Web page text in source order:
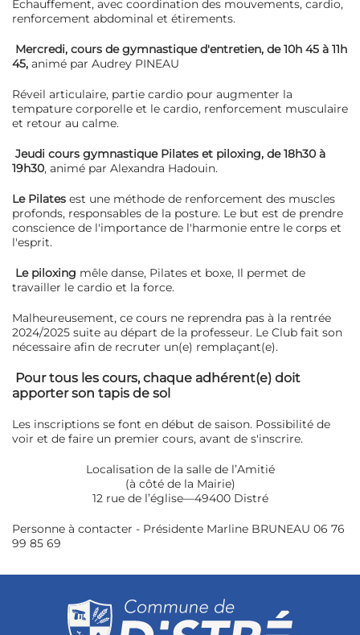
Echauffement, avec coordination des mouvements, cardio,
renforcement abdominal et étirements.
Mercredi, cours de gymnastique d'entretien, de 10h 45 à 11h
45, animé par Audrey PINEAU
Réveil articulaire, partie cardio pour augmenter la
tempature corporelle et le cardio, renforcement musculaire
et retour au calme.
Jeudi cours gymnastique Pilates et piloxing, de 18h30 à
19h30, animé par Alexandra Hadouin.
Le Pilates est une méthode de renforcement des muscles
profonds, responsables de la posture. Le but est de prendre
conscience de l'importance de l'harmonie entre le corps et
l'esprit.
Le piloxing mêle danse, Pilates et boxe, Il permet de
travailler le cardio et la force.
Malheureusement, ce cours ne reprendra pas à la rentrée
2024/2025 suite au départ de la professeur. Le Club fait son
nécessaire afin de recruter un(e) remplaçant(e).
Pour tous les cours, chaque adhérent(e) doit
apporter son tapis de sol
Les inscriptions se font en début de saison. Possibilité de
voir et de faire un premier cours, avant de s'inscrire.
Localisation de la salle de l’Amitié
(à côté de la Mairie)
12 rue de l’église—49400 Distré
Personne à contacter - Présidente Marline BRUNEAU 06 76
99 85 69